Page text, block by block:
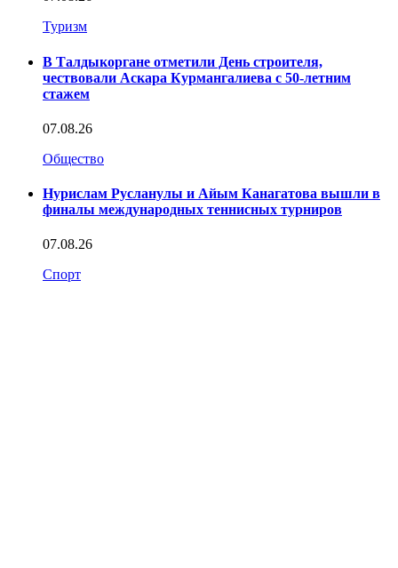
Туризм
В Талдыкоргане отметили День строителя,
чествовали Аскара Курмангалиева с 50-летним
стажем
07.08.26
Общество
Нурислам Русланулы и Айым Канагатова вышли в
финалы международных теннисных турниров
07.08.26
Спорт